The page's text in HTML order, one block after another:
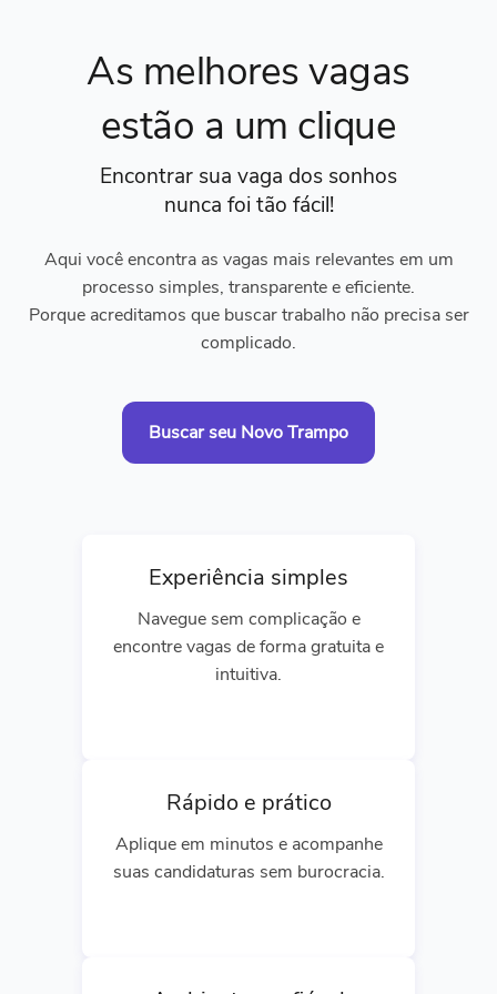
As melhores vagas
estão a um clique
Encontrar sua vaga dos sonhos
nunca foi tão fácil!
Aqui você encontra as vagas mais relevantes em um
processo simples, transparente e eficiente.
Porque acreditamos que buscar trabalho não precisa ser
complicado.
Buscar seu Novo Trampo
Experiência simples
Navegue sem complicação e
encontre vagas de forma gratuita e
intuitiva.
Rápido e prático
Aplique em minutos e acompanhe
suas candidaturas sem burocracia.